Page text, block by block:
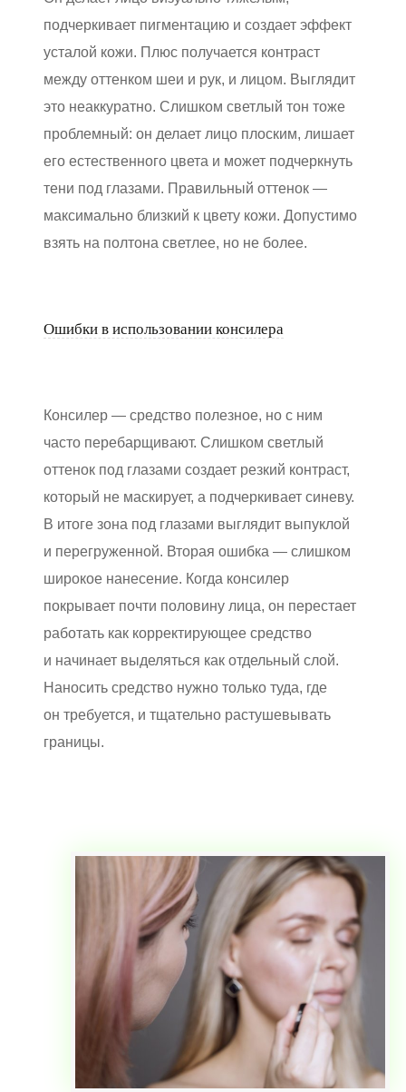
подчеркивает пигментацию и создает эффект
усталой кожи. Плюс получается контраст
между оттенком шеи и рук, и лицом. Выглядит
это неаккуратно. Слишком светлый тон тоже
проблемный: он делает лицо плоским, лишает
его естественного цвета и может подчеркнуть
тени под глазами. Правильный оттенок —
максимально близкий к цвету кожи. Допустимо
взять на полтона светлее, но не более.
Ошибки в использовании консилера
Консилер — средство полезное, но с ним
часто перебарщивают. Слишком светлый
оттенок под глазами создает резкий контраст,
который не маскирует, а подчеркивает синеву.
В итоге зона под глазами выглядит выпуклой
и перегруженной. Вторая ошибка — слишком
широкое нанесение. Когда консилер
покрывает почти половину лица, он перестает
работать как корректирующее средство
и начинает выделяться как отдельный слой.
Наносить средство нужно только туда, где
он требуется, и тщательно растушевывать
границы.